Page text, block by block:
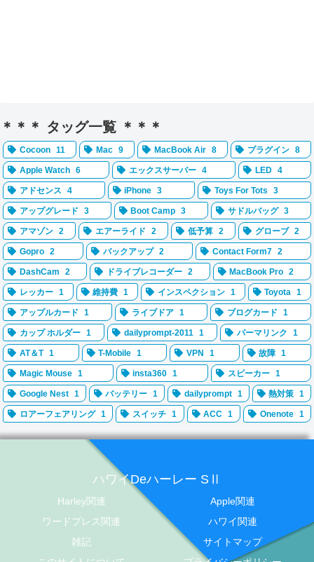
＊＊＊ タッグ一覧 ＊＊＊
Cocoon 11 Mac 9 MacBook Air 8 プラグイン 8
Apple Watch 6 エックスサーバー 4 LED 4
アドセンス 4 iPhone 3 Toys For Tots 3
アップグレード 3 Boot Camp 3 サドルバッグ 3
アマゾン 2 エアーライド 2 低予算 2 グローブ 2
Gopro 2 バックアップ 2 Contact Form7 2
DashCam 2 ドライブレコーダー 2 MacBook Pro 2
レッカー 1 維持費 1 インスペクション 1 Toyota 1
アップルカード 1 ライブドア 1 ブログカード 1
カップ ホルダー 1 dailyprompt-2011 1 パーマリンク 1
AT＆T 1 T-Mobile 1 VPN 1 故障 1
Magic Mouse 1 insta360 1 スピーカー 1
Google Nest 1 バッテリー 1 dailyprompt 1 熱対策 1
ロアーフェアリング 1 スイッチ 1 ACC 1 Onenote 1
ハワイDeハーレー SⅡ
Harley関連
Apple関連
ワードプレス関連
ハワイ関連
雑記
サイトマップ